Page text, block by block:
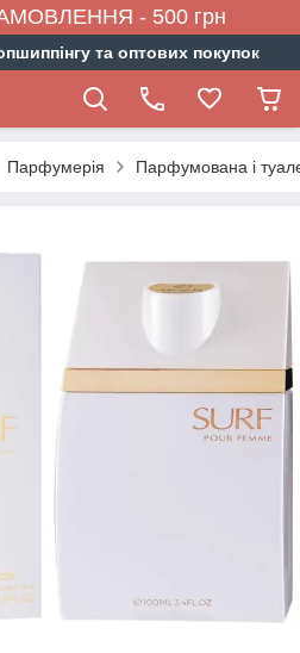
- 500 грн
та оптових покупок
Парфумерія Парфумована і